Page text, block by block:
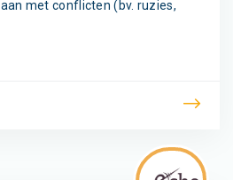
met conflicten (bv. ruzies,